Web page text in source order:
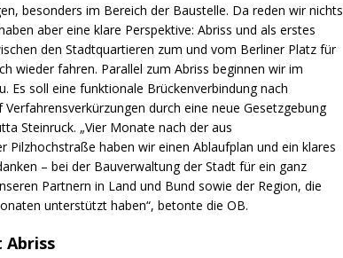
besonders im Bereich der Baustelle. Da reden wir nichts
aber eine klare Perspektive: Abriss und als erstes
den Stadtquartieren zum und vom Berliner Platz für
wieder fahren. Parallel zum Abriss beginnen wir im
Es soll eine funktionale Brückenverbindung nach
durch eine neue Gesetzgebung
Steinruck. „Vier Monate nach der aus
Pilzhochstraße haben wir einen Ablaufplan und ein klares
– bei der Bauverwaltung der Stadt für ein ganz
Partnern in Land und Bund sowie der Region, die
unterstützt haben“, betonte die OB.